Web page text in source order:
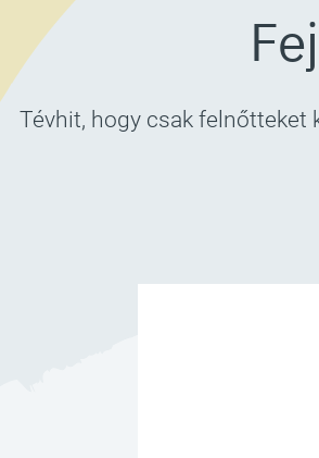
Tévhit, hogy csak felnőtteket